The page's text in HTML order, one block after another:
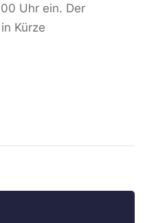
Uhr ein. Der
Kürze